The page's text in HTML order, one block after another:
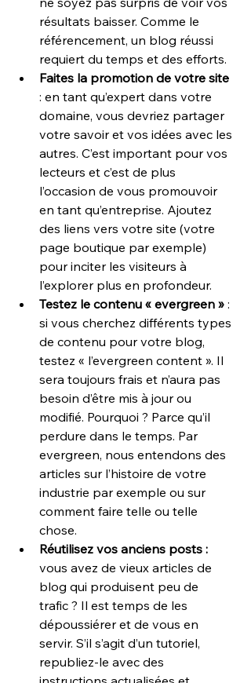
résultats baisser. Comme le
référencement, un blog réussi
requiert du temps et des efforts.
Faites la promotion de votre site
: en tant qu’expert dans votre
domaine, vous devriez partager
votre savoir et vos idées avec les
autres. C’est important pour vos
lecteurs et c’est de plus
l’occasion de vous promouvoir
en tant qu’entreprise. Ajoutez
des liens vers votre site (votre
page boutique par exemple)
pour inciter les visiteurs à
l’explorer plus en profondeur.
Testez le contenu « evergreen » :
si vous cherchez différents types
de contenu pour votre blog,
testez « l’evergreen content ». Il
sera toujours frais et n’aura pas
besoin d’être mis à jour ou
modifié. Pourquoi ? Parce qu’il
perdure dans le temps. Par
evergreen, nous entendons des
articles sur l’histoire de votre
industrie par exemple ou sur
comment faire telle ou telle
chose.
Réutilisez vos anciens posts :
vous avez de vieux articles de
blog qui produisent peu de
trafic ? Il est temps de les
dépoussiérer et de vous en
servir. S’il s’agit d’un tutoriel,
republiez-le avec des